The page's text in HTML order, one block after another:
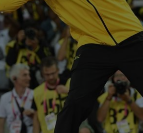
Program TV